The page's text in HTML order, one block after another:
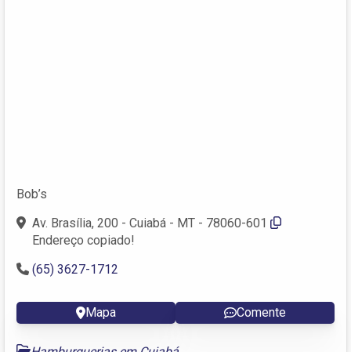
Bob’s
Av. Brasília, 200 - Cuiabá - MT - 78060-601
Endereço copiado!
(65) 3627-1712
Mapa Comente